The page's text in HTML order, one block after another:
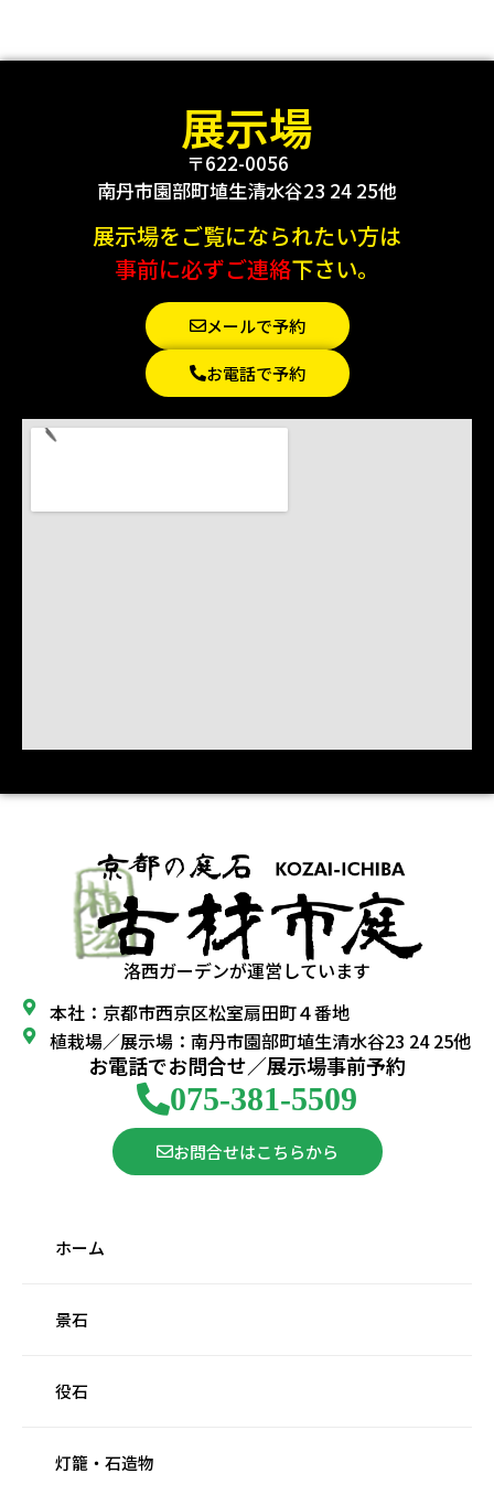
展示場
〒622-0056
南丹市園部町埴生清水谷23 24 25他
展示場をご覧になられたい方は
事前に必ずご連絡下さい。
メールで予約
お電話で予約
洛西ガーデンが運営しています
本社：京都市西京区松室扇田町４番地
植栽場／展示場：南丹市園部町埴生清水谷23 24 25他
お電話でお問合せ／展示場事前予約
075-381-5509
お問合せはこちらから
ホーム
景石
役石
灯籠・石造物